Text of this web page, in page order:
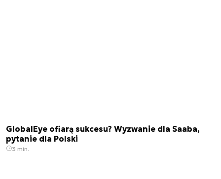
GlobalEye ofiarą sukcesu? Wyzwanie dla Saaba,
pytanie dla Polski
3 min.